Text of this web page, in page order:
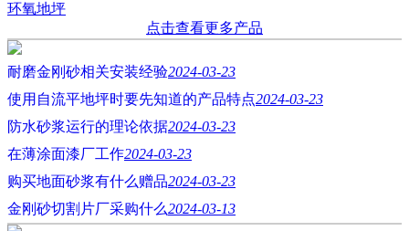
环氧地坪
点击查看更多产品
耐磨金刚砂相关安装经验2024-03-23
使用自流平地坪时要先知道的产品特点2024-03-23
防水砂浆运行的理论依据2024-03-23
在薄涂面漆厂工作2024-03-23
购买地面砂浆有什么赠品2024-03-23
金刚砂切割片厂采购什么2024-03-13